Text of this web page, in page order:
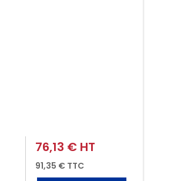
Prix
76,13 € HT
91,35 € TTC